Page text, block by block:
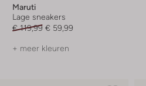
Maruti
Lage sneakers
€ 119,99 € 59,99
+ meer kleuren